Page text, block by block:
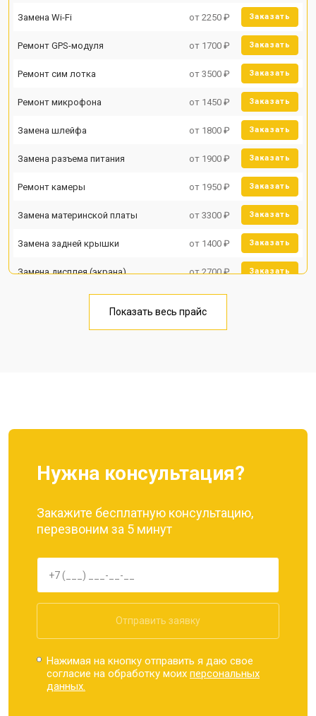
Замена Wi-Fi от 2250 ₽ Заказать
Ремонт GPS-модуля от 1700 ₽ Заказать
Ремонт сим лотка от 3500 ₽ Заказать
Ремонт микрофона от 1450 ₽ Заказать
Замена шлейфа от 1800 ₽ Заказать
Замена разъема питания от 1900 ₽ Заказать
Ремонт камеры от 1950 ₽ Заказать
Замена материнской платы от 3300 ₽ Заказать
Замена задней крышки от 1400 ₽ Заказать
Замена дисплея (экрана) от 2700 ₽ Заказать
Замена кнопки включения от 1750 ₽
Показать весь прайс
Нужна консультация?
Закажите бесплатную консультацию,
перезвоним за 5 минут
Отправить заявку
Нажимая на кнопку отправить я даю свое
согласие на обработку моихперсональных
данных.